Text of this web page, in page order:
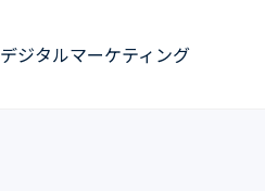
デジタルマーケティング